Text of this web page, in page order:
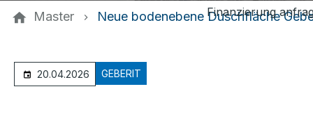
Finanzierung
Master Neue bodenebene Duschfläche
20.04.2026 GEBERIT